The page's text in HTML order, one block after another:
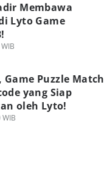
Membawa
Lyto Game
Game Puzzle Match
yang Siap
oleh Lyto!